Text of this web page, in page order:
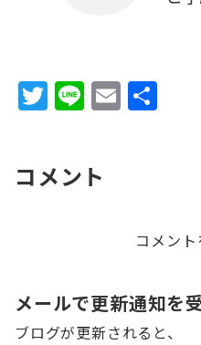
T
te
Li E
コメント
コメン
メールで更新通知を
ブログが更新されると、